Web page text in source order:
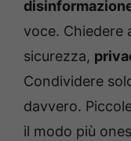
voce. Chiedere
sicurezza,
Condividere
davvero.
il modo più